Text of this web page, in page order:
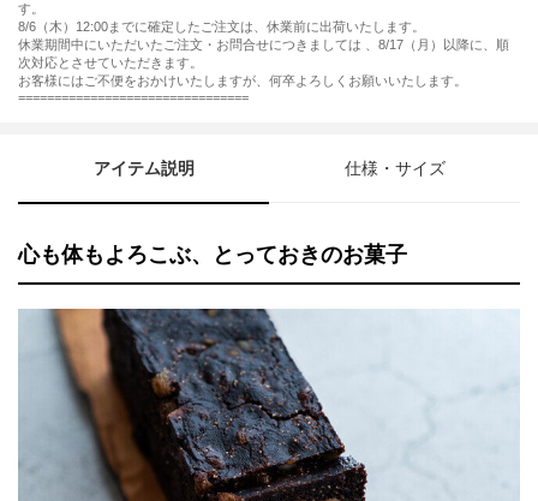
す。
8/6（木）12:00までに確定したご注文は、休業前に出荷いたします。
休業期間中にいただいたご注文・お問合せにつきましては 、8/17（月）以降に、順
次対応とさせていただきます。
お客様にはご不便をおかけいたしますが、何卒よろしくお願いいたします。
================================
アイテム説明 仕様・サイズ
心も体もよろこぶ、とっておきのお菓子